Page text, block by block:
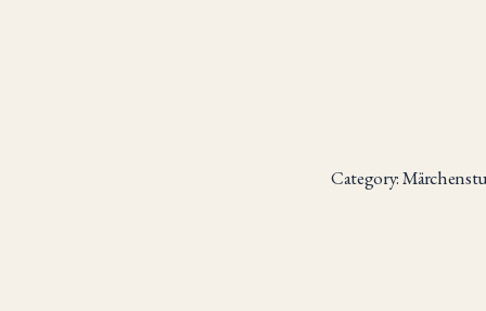
Category: